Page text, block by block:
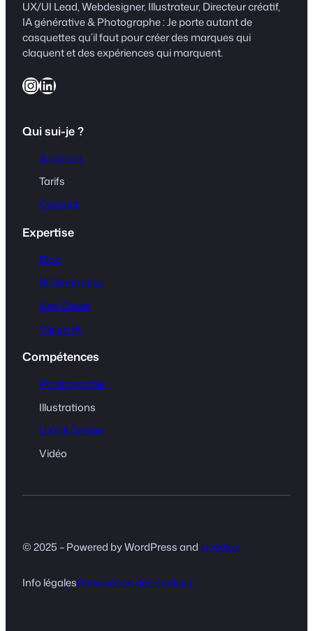
UX/UI Lead, Webdesigner, Illustrateur, Directeur créatif,
IA générative & Photographe : Je porte autant de
casquettes qu’il faut pour créer des marques qui
claquent et des expériences qui marquent.
InstagramLinkedIn
Qui sui-je ?
À propos
Tarifs
Contact
Expertise
Blog
IA Générative
Use Cases
Vision IA
Compétences
Photographie
Illustrations
UX/UI Design
Vidéo
© 2025 – Powered by WordPress andslydelux
Info légalesParamètres des cookies